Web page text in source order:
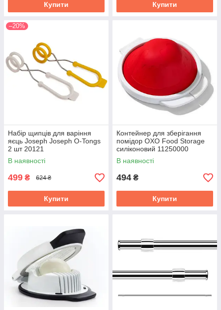
Купити Купити
–20%
Набір щипців для варіння
яєць Joseph Joseph O-Tongs
2 шт 20121
В наявності
499 ₴ 624 ₴
Купити
Контейнер для зберігання
помідор OXO Food Storage
силіконовий 11250000
В наявності
494 ₴
Купити